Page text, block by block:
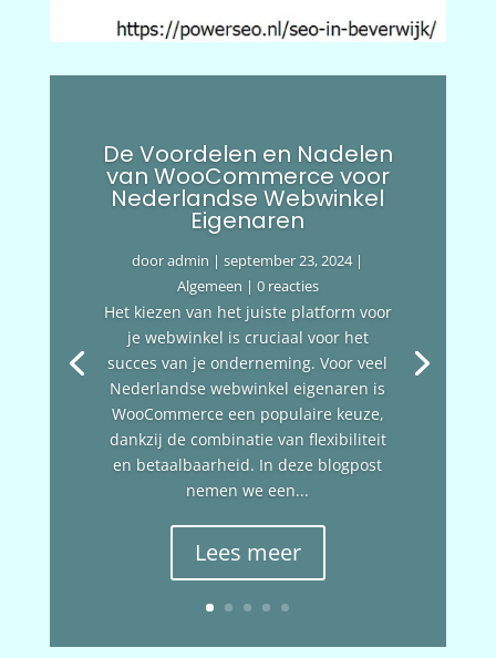
De Voordelen en Nadelen
van WooCommerce voor
Nederlandse Webwinkel
Eigenaren
dooradmin |september 23, 2024|
Algemeen | 0 reacties
Het kiezen van het juiste platform voor
je webwinkel is cruciaal voor het
succes van je onderneming. Voor veel
Nederlandse webwinkel eigenaren is
WooCommerce een populaire keuze,
dankzij de combinatie van flexibiliteit
en betaalbaarheid. In deze blogpost
nemen we een...
Lees meer